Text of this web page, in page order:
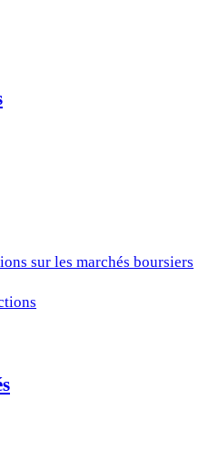
sur les marchés boursiers